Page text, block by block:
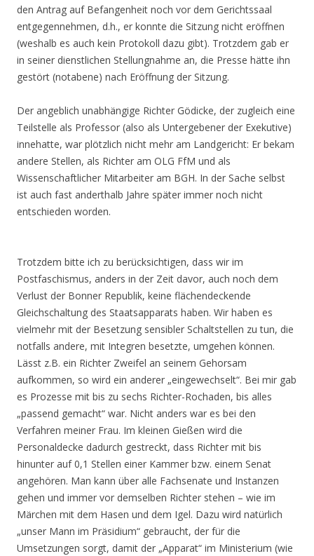
den Antrag auf Befangenheit noch vor dem Gerichtssaal
entgegennehmen, d.h., er konnte die Sitzung nicht eröffnen
(weshalb es auch kein Protokoll dazu gibt). Trotzdem gab er
in seiner dienstlichen Stellungnahme an, die Presse hätte ihn
gestört (notabene) nach Eröffnung der Sitzung.
Der angeblich unabhängige Richter Gödicke, der zugleich eine
Teilstelle als Professor (also als Untergebener der Exekutive)
innehatte, war plötzlich nicht mehr am Landgericht: Er bekam
andere Stellen, als Richter am OLG FfM und als
Wissenschaftlicher Mitarbeiter am BGH. In der Sache selbst
ist auch fast anderthalb Jahre später immer noch nicht
entschieden worden.
Trotzdem bitte ich zu berücksichtigen, dass wir im
Postfaschismus, anders in der Zeit davor, auch noch dem
Verlust der Bonner Republik, keine flächendeckende
Gleichschaltung des Staatsapparats haben. Wir haben es
vielmehr mit der Besetzung sensibler Schaltstellen zu tun, die
notfalls andere, mit Integren besetzte, umgehen können.
Lässt z.B. ein Richter Zweifel an seinem Gehorsam
aufkommen, so wird ein anderer „eingewechselt“. Bei mir gab
es Prozesse mit bis zu sechs Richter-Rochaden, bis alles
„passend gemacht“ war. Nicht anders war es bei den
Verfahren meiner Frau. Im kleinen Gießen wird die
Personaldecke dadurch gestreckt, dass Richter mit bis
hinunter auf 0,1 Stellen einer Kammer bzw. einem Senat
angehören. Man kann über alle Fachsenate und Instanzen
gehen und immer vor demselben Richter stehen – wie im
Märchen mit dem Hasen und dem Igel. Dazu wird natürlich
„unser Mann im Präsidium“ gebraucht, der für die
Umsetzungen sorgt, damit der „Apparat“ im Ministerium (wie